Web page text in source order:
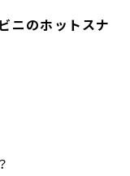
ニのホットスナ